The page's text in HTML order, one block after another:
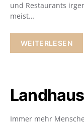
und Restaurants
meist…
WEITERLESEN
Immer mehr